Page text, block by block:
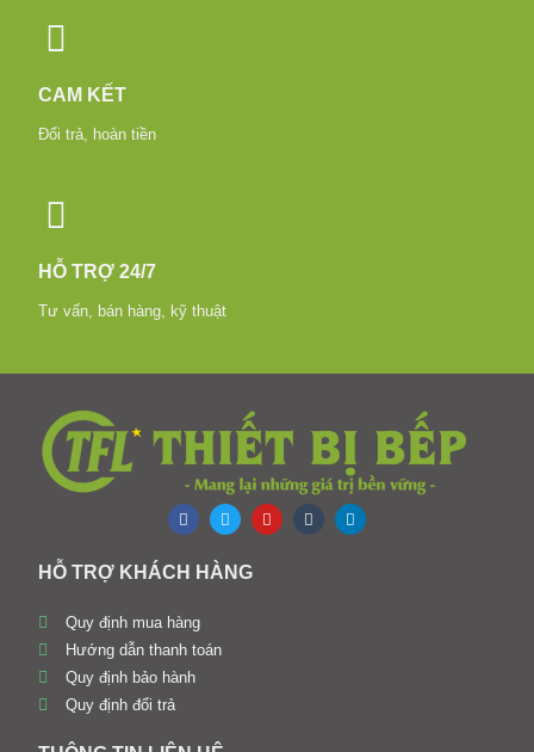
CAM KẾT
Đổi trả, hoàn tiền
HỖ TRỢ 24/7
Tư vấn, bán hàng, kỹ thuật
HỖ TRỢ KHÁCH HÀNG
Quy định mua hàng
Hướng dẫn thanh toán
Quy định bảo hành
Quy định đổi trả